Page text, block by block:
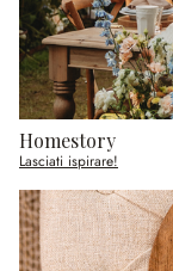
Homestory
Lasciati ispirare!